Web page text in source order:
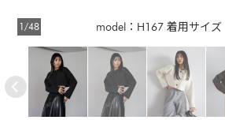
model：H167 着用サイズ
1/48